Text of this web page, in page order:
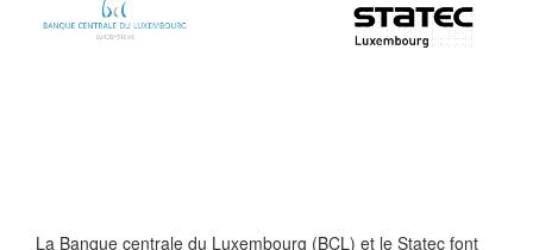
La Banque centrale du Luxembourg (BCL) et le Statec font